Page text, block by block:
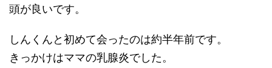
頭が良いです。
しんくんと初めて会ったのは約半年前です。
きっかけはママの乳腺炎でした。